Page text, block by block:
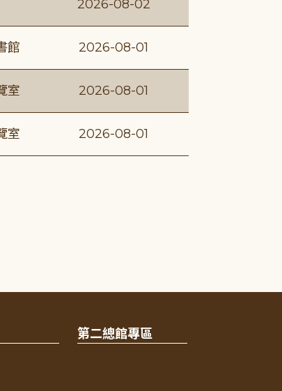
2026-08-02
館 2026-08-01
室 2026-08-01
室 2026-08-01
第二總館專區